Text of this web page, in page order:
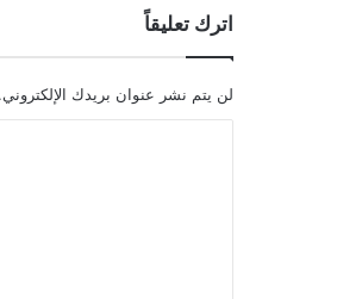
اترك تعليقاً
لن يتم نشر عنوان بريدك الإلكتروني.